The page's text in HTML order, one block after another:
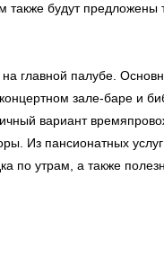
также будут предложены
главной палубе.
зале-баре и
вариант
Из пансионатных
по утрам, а также